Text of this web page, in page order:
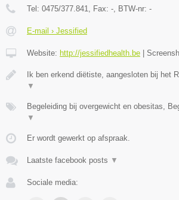
Tel: 0475/377.841 , Fax: - , BTW-nr: -
E-mail › Jessified
Website: http://jessifiedhealth.be |
Ik ben erkend diëtiste, aangesloten bij het
▼
Begeleiding bij overgewicht en obesitas,
▼
Er wordt gewerkt op afspraak.
Laatste facebook posts ▼
Sociale media: